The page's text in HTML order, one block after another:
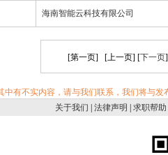
海南智能云科技有限公司
[第一页] [上一页] [下一页
中有不实内容，请与我们联系，我们将与发
关于我们
法律声明 求职帮助